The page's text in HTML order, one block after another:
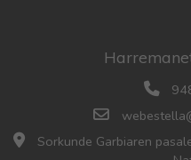
Sorkunde Garbiaren